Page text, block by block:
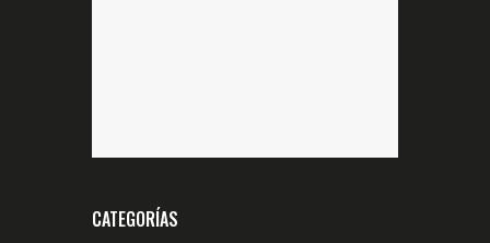
CATEGORÍAS